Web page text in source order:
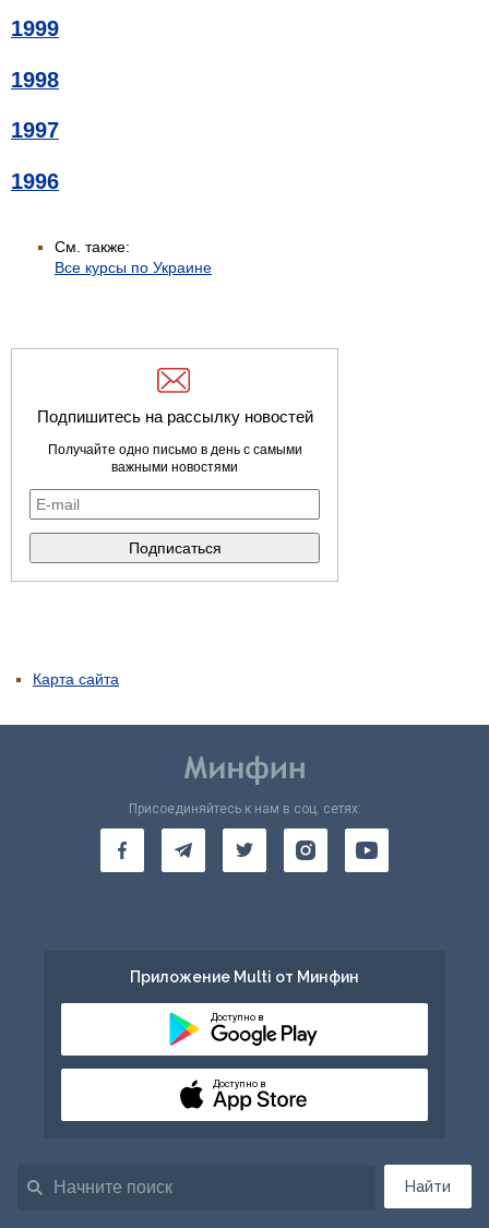
1999
1998
1997
1996
См. также:
Все курсы по Украине
Подпишитесь на рассылку новостей
Получайте одно письмо в день с самыми
важными новостями
Карта сайта
Найти
Присоединяйтесь к нам в соц. сетях:
Приложение Multi от Минфин
Доступно в
Доступно в